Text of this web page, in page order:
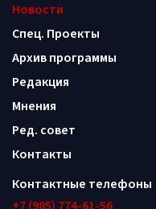
Новости
Спец. Проекты
Архив программы
Редакция
Мнения
Ред. совет
Контакты
Контактные телефоны